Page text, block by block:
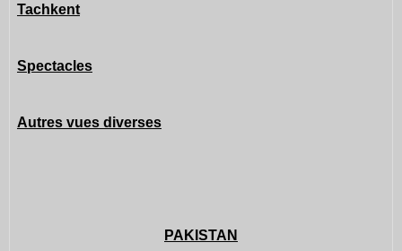
Tachkent
Spectacles
Autres vues diverses
PAKISTAN